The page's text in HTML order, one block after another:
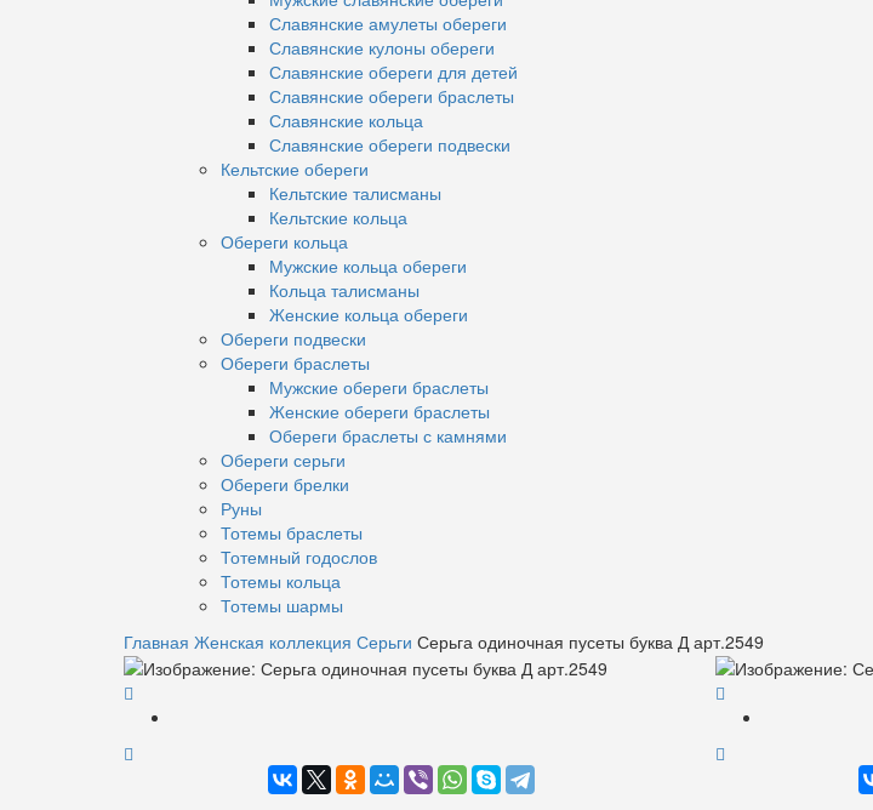
Славянские амулеты обереги
Славянские кулоны обереги
Славянские обереги для детей
Славянские обереги браслеты
Славянские кольца
Славянские обереги подвески
Кельтские обереги
Кельтские талисманы
Кельтские кольца
Обереги кольца
Мужские кольца обереги
Кольца талисманы
Женские кольца обереги
Обереги подвески
Обереги браслеты
Мужские обереги браслеты
Женские обереги браслеты
Обереги браслеты с камнями
Обереги серьги
Обереги брелки
Руны
Тотемы браслеты
Тотемный годослов
Тотемы кольца
Тотемы шармы
Главная Женская коллекция Серьги Серьга одиночная пусеты буква Д арт.2549